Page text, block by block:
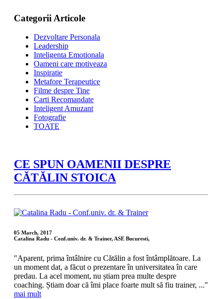
Categorii Articole
Dezvoltare Personala
Leadership
Inteligenta Emotionala
Oameni care motiveaza
Inspiratie
Metafore Terapeutice
Filme despre Tine
Carti Recomandate
Inteligent Amuzant
Fotografie
TOATE
CE SPUN OAMENII DESPRE
CĂTĂLIN STOICA
05 March, 2017
Catalina Radu - Conf.univ. dr. & Trainer, ASE Bucuresti,
"Aparent, prima întâlnire cu Cătălin a fost întâmplătoare. La
un moment dat, a făcut o prezentare în universitatea în care
predau. La acel moment, nu știam prea multe despre
coaching. Știam doar că îmi place foarte mult să fiu trainer, ..."
mai mult